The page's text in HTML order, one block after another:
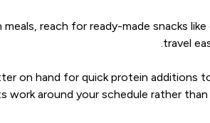
reach for ready-made snacks
travel
on hand for quick protein additions
work around your schedule rather than